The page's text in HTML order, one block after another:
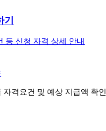
등 신청 자격 상세 안내
자격요건 및 예상 지급액 확인